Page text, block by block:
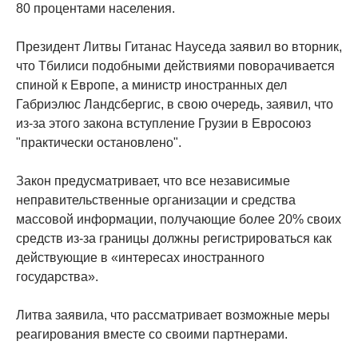
80 процентами населения.
Президент Литвы Гитанас Науседа заявил во вторник,
что Тбилиси подобными действиями поворачивается
спиной к Европе, а министр иностранных дел
Габриэлюс Ландсбергис, в свою очередь, заявил, что
из-за этого закона вступление Грузии в Евросоюз
"практически остановлено".
Закон предусматривает, что все независимые
неправительственные организации и средства
массовой информации, получающие более 20% своих
средств из-за границы должны регистрироваться как
действующие в «интересах иностранного
государства».
Литва заявила, что рассматривает возможные меры
реагирования вместе со своими партнерами.